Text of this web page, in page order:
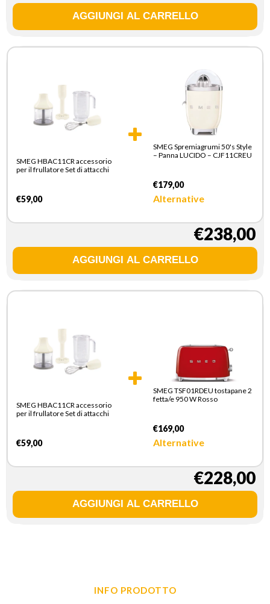
SMEG HBAC11CR accessorio
per il frullatore Set di attacchi
€59,00
SMEG Spremiagrumi 50's Style
– Panna LUCIDO – CJF11CREU
€179,00
Alternative
€238,00
SMEG HBAC11CR accessorio
per il frullatore Set di attacchi
€59,00
SMEG TSF01RDEU tostapane 2
fetta/e 950 W Rosso
€169,00
Alternative
€228,00
INFO PRODOTTO